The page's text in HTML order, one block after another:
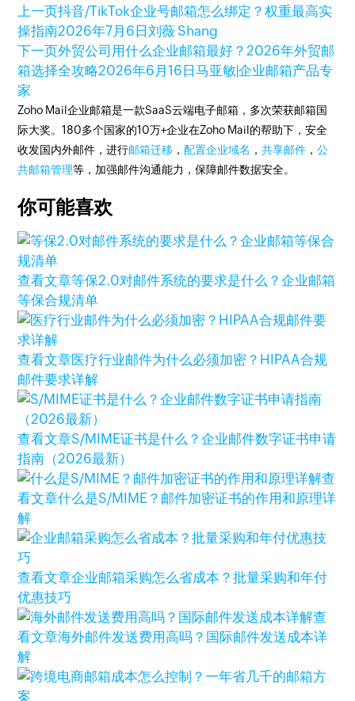
上一页抖音/TikTok企业号邮箱怎么绑定？权重最高实
操指南2026年7月6日刘薇 Shang
下一页外贸公司用什么企业邮箱最好？2026年外贸邮
箱选择全攻略2026年6月16日马亚敏|企业邮箱产品专
家
Zoho Mail企业邮箱是一款SaaS云端电子邮箱，多次荣获邮箱国
际大奖。180多个国家的10万+企业在Zoho Mail的帮助下，安全
收发国内外邮件，进行邮箱迁移 ，配置企业域名 ，共享邮件 ，公
共邮箱管理等，加强邮件沟通能力，保障邮件数据安全。
你可能喜欢
查看文章等保2.0对邮件系统的要求是什么？企业邮箱
等保合规清单
查看文章医疗行业邮件为什么必须加密？HIPAA合规
邮件要求详解
查看文章S/MIME证书是什么？企业邮件数字证书申请
指南（2026最新）
查
看文章什么是S/MIME？邮件加密证书的作用和原理详
解
查看文章企业邮箱采购怎么省成本？批量采购和年付
优惠技巧
查
看文章海外邮件发送费用高吗？国际邮件发送成本详
解